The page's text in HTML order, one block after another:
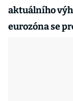
aktuálního
eurozóna se